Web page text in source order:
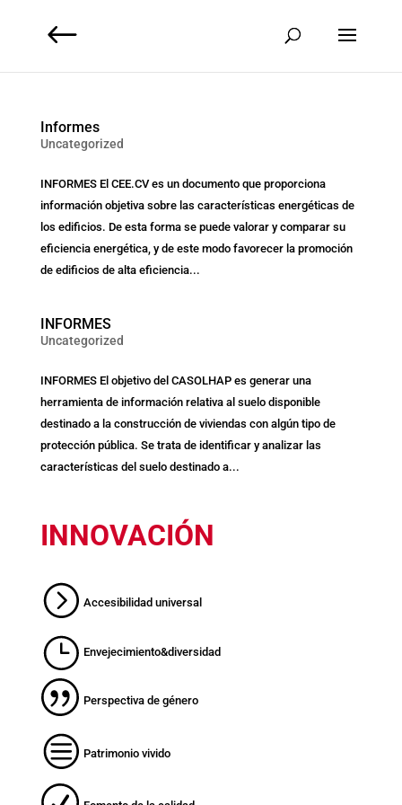
Informes
Uncategorized
INFORMES El CEE.CV es un documento que proporciona
información objetiva sobre las características energéticas de
los edificios. De esta forma se puede valorar y comparar su
eficiencia energética, y de este modo favorecer la promoción
de edificios de alta eficiencia...
INFORMES
Uncategorized
INFORMES El objetivo del CASOLHAP es generar una
herramienta de información relativa al suelo disponible
destinado a la construcción de viviendas con algún tipo de
protección pública. Se trata de identificar y analizar las
características del suelo destinado a...
INNOVACIÓN
Accesibilidad universal
Envejecimiento&diversidad
Perspectiva de género
Patrimonio vivido